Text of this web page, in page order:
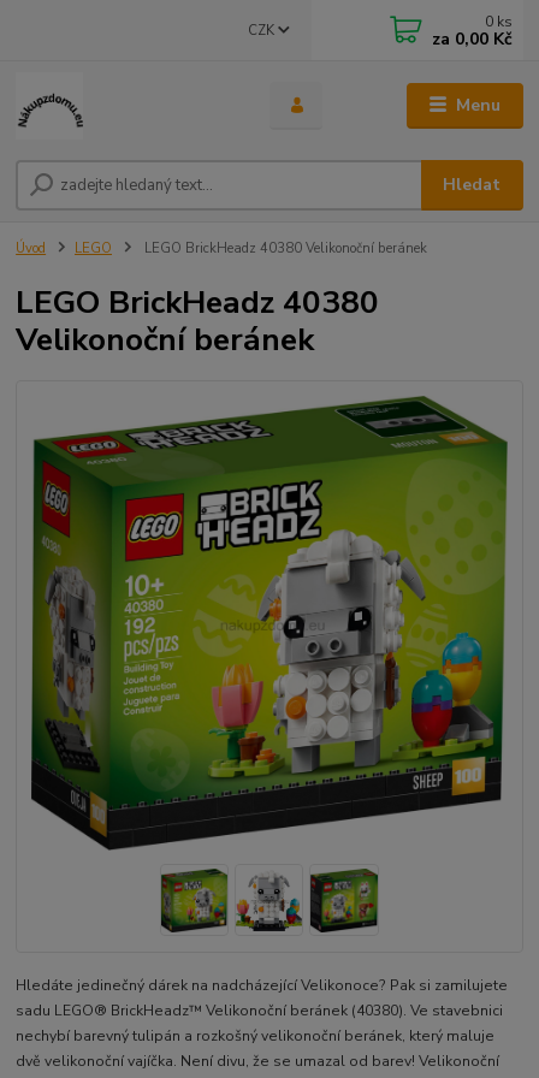
Menu
CZK
Hledat
0 ks
za 0,00 Kč
Úvod LEGO LEGO BrickHeadz 40380 Velikonoční beránek
LEGO BrickHeadz 40380
Velikonoční beránek
Hledáte jedinečný dárek na nadcházející Velikonoce? Pak si zamilujete
sadu LEGO® BrickHeadz™ Velikonoční beránek (40380). Ve stavebnici
nechybí barevný tulipán a rozkošný velikonoční beránek, který maluje
dvě velikonoční vajíčka. Není divu, že se umazal od barev! Velikonoční